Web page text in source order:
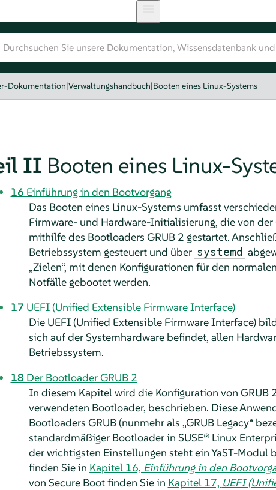
Dokumentation|Verwaltungshandbuch|Booten eines Linux-Systems
II Booten eines Linux-
16 Einführung in den Bootvorgang
Das Booten eines Linux-Systems umfasst
Firmware- und Hardware-Initialisierung, die von
mithilfe des Bootloaders GRUB 2 gestartet.
Betriebssystem gesteuert und über systemd
„Zielen“, mit denen Konfigurationen für den
Notfälle gebootet werden.
17 UEFI (Unified Extensible Firmware Interface)
Die UEFI (Unified Extensible Firmware Interface)
sich auf der Systemhardware befindet, allen
Betriebssystem.
18 Der Bootloader GRUB 2
In diesem Kapitel wird die Konfiguration von GRUB
verwendeten Bootloader, beschrieben. Diese
Bootloaders GRUB (nunmehr als „GRUB Legacy“
standardmäßiger Bootloader in SUSE® Linux
der wichtigsten Einstellungen steht ein YaST-Modul
finden Sie in Kapitel 16, Einführung in den
von Secure Boot finden Sie in Kapitel 17, UEFI